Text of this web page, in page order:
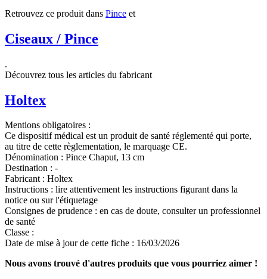
Retrouvez ce produit dans Pince et
Ciseaux / Pince
.
Découvrez tous les articles du fabricant
Holtex
Mentions obligatoires :
Ce dispositif médical est un produit de santé réglementé qui porte,
au titre de cette règlementation, le marquage CE.
Dénomination : Pince Chaput, 13 cm
Destination : -
Fabricant : Holtex
Instructions : lire attentivement les instructions figurant dans la
notice ou sur l'étiquetage
Consignes de prudence : en cas de doute, consulter un professionnel
de santé
Classe :
Date de mise à jour de cette fiche : 16/03/2026
Nous avons trouvé d'autres produits que vous pourriez aimer !